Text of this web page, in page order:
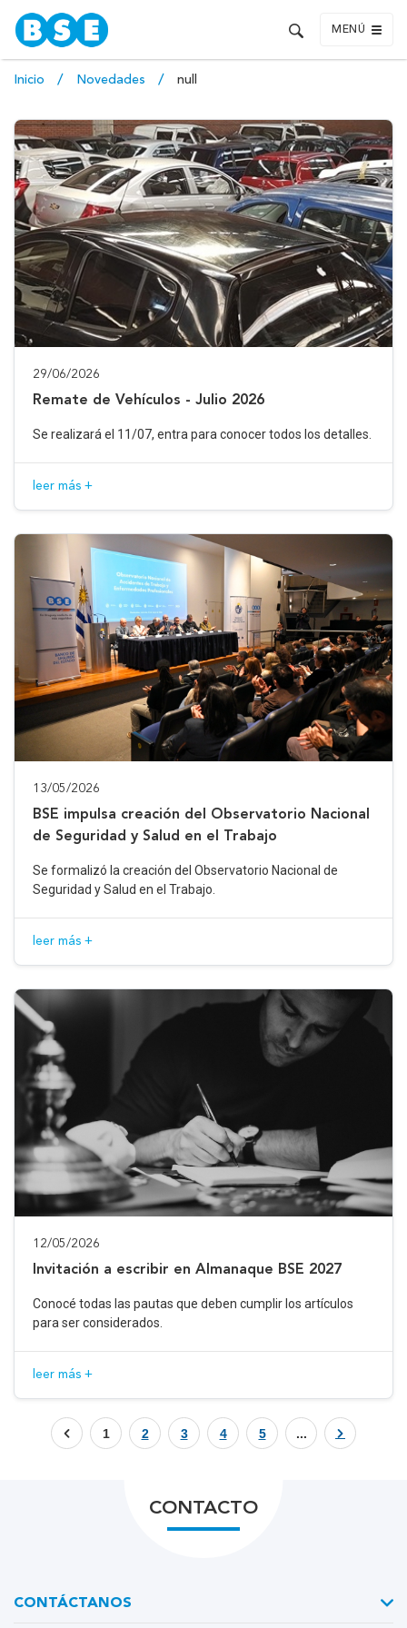
MENÚ
Inicio Novedades null
29/06/2026
Remate de Vehículos - Julio 2026
Se realizará el 11/07, entra para conocer todos los detalles.
leer más +
13/05/2026
BSE impulsa creación del Observatorio Nacional
de Seguridad y Salud en el Trabajo
Se formalizó la creación del Observatorio Nacional de
Seguridad y Salud en el Trabajo.
leer más +
12/05/2026
Invitación a escribir en Almanaque BSE 2027
Conocé todas las pautas que deben cumplir los artículos
para ser considerados.
leer más +
1 2 3 4 5 ...
CONTACTO
CONTÁCTANOS